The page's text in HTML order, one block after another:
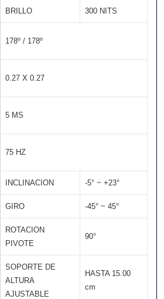
BRILLO 300 NITS
178º / 178º
0.27 X 0.27
5 MS
75 HZ
INCLINACION -5° ~ +23°
GIRO -45° ~ 45°
ROTACION
PIVOTE
90°
SOPORTE DE
ALTURA
AJUSTABLE
HASTA 15.00
cm